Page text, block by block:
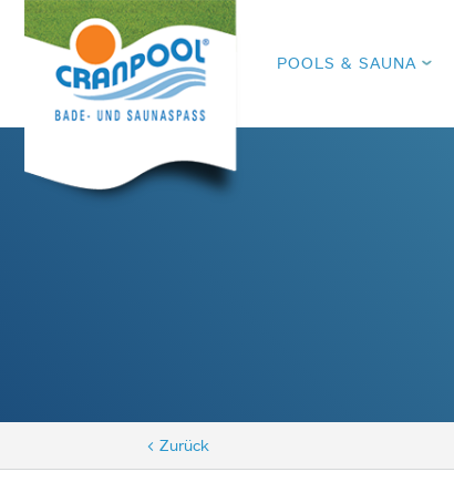
POOLS & SAUNA
< Zurück